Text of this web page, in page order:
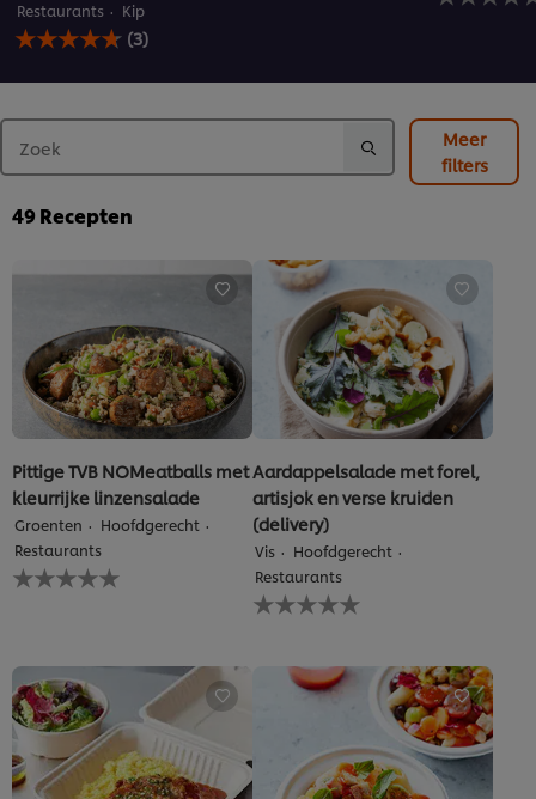
Restaurants
Kip
De
gemiddelde
deze
waffles:
krokante
van
tomatensaus,
smoky
maple
mayo
en
frisse
komkommersalade
is
4.7
van
de
5
op
beoordelingen.
(3)
Meer
filters
49Recepten
Pittige TVB NOMeatballs met
kleurrijke linzensalade
Groenten
Hoofdgerecht
Restaurants
Geen
beoordelingen
recipe
Aardappelsalade met forel,
artisjok en verse kruiden
(delivery)
Vis
Hoofdgerecht
Restaurants
Geen
beoordelingen
deze